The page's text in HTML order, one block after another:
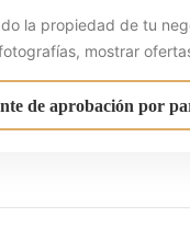
la propiedad de tu
mostrar
de aprobación por